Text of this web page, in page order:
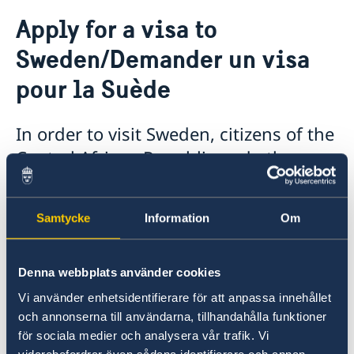
Samtycke Information Om
Denna webbplats använder cookies
Vi använder enhetsidentifierare för att anpassa innehållet
och annonserna till användarna, tillhandahålla funktioner
för sociala medier och analysera vår trafik. Vi
Visiting Sweden
Apply for a Visa
Moving to someone in Sweden
Working in Sweden
Apply for a visa to
Sweden/Demander un visa
pour la Suède
In order to visit Sweden, citizens of the
Central African Republic and other
countries need an entry visa. An entry
visa is a permit required by persons
wishing to enter Sweden for a
• as a tourist
• on business
• to take part in a conference or
• to visit relatives and friends